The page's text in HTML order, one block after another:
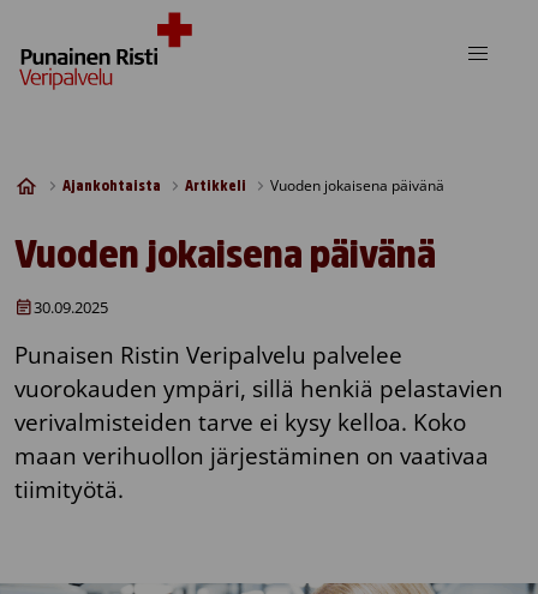
Ajankohtaista Artikkeli Vuoden jokaisena päivänä
Vuoden jokaisena päivänä
30.09.2025
Punaisen Ristin Veripalvelu palvelee
vuorokauden ympäri, sillä henkiä pelastavien
verivalmisteiden tarve ei kysy kelloa. Koko
maan verihuollon järjestäminen on vaativaa
tiimityötä.